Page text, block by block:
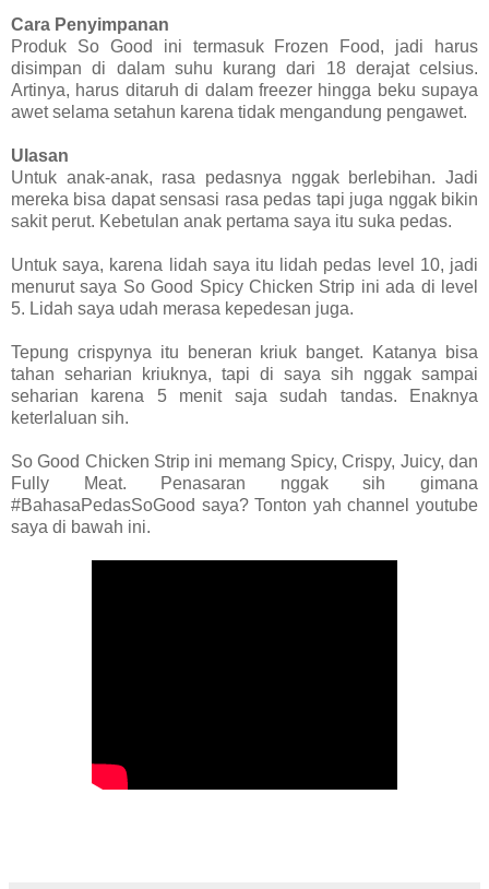
Cara Penyimpanan
Produk So Good ini termasuk Frozen Food, jadi harus
disimpan di dalam suhu kurang dari 18 derajat celsius.
Artinya, harus ditaruh di dalam freezer hingga beku supaya
awet selama setahun karena tidak mengandung pengawet.
Ulasan
Untuk anak-anak, rasa pedasnya nggak berlebihan. Jadi
mereka bisa dapat sensasi rasa pedas tapi juga nggak bikin
sakit perut. Kebetulan anak pertama saya itu suka pedas.
Untuk saya, karena lidah saya itu lidah pedas level 10, jadi
menurut saya So Good Spicy Chicken Strip ini ada di level
5. Lidah saya udah merasa kepedesan juga.
Tepung crispynya itu beneran kriuk banget. Katanya bisa
tahan seharian kriuknya, tapi di saya sih nggak sampai
seharian karena 5 menit saja sudah tandas. Enaknya
keterlaluan sih.
So Good Chicken Strip ini memang Spicy, Crispy, Juicy, dan
Fully Meat. Penasaran nggak sih gimana
#BahasaPedasSoGood saya? Tonton yah channel youtube
saya di bawah ini.